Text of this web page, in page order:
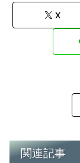
X
関連記事